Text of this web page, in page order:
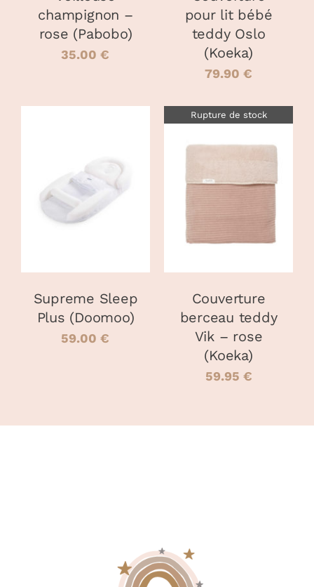
champignon –
rose (Pabobo)
35.00€
ÊTRE
CHOISIES
SUR
LA
PAGE
DU
pour lit bébé
teddy Oslo
(Koeka)
79.90 €
AJOUTER AU
DÉTAILS
Supreme Sleep
Plus (Doomoo)
59.00€
Rupture de stock
Couverture
berceau teddy
Vik – rose
(Koeka)
59.95 €